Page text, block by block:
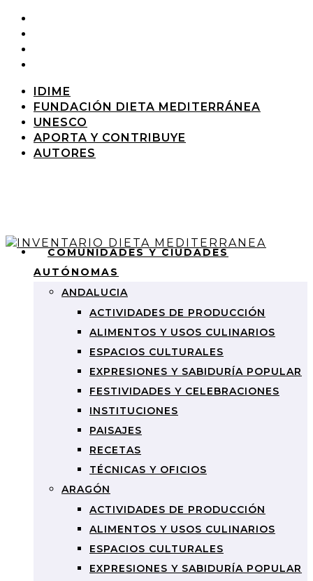
IDIME
FUNDACIÓN DIETA MEDITERRÁNEA
UNESCO
APORTA Y CONTRIBUYE
AUTORES
COMUNIDADES Y CIUDADES
AUTÓNOMAS
ANDALUCIA
ACTIVIDADES DE PRODUCCIÓN
ALIMENTOS Y USOS CULINARIOS
ESPACIOS CULTURALES
EXPRESIONES Y SABIDURÍA POPULAR
FESTIVIDADES Y CELEBRACIONES
INSTITUCIONES
PAISAJES
RECETAS
TÉCNICAS Y OFICIOS
ARAGÓN
ACTIVIDADES DE PRODUCCIÓN
ALIMENTOS Y USOS CULINARIOS
ESPACIOS CULTURALES
EXPRESIONES Y SABIDURÍA POPULAR